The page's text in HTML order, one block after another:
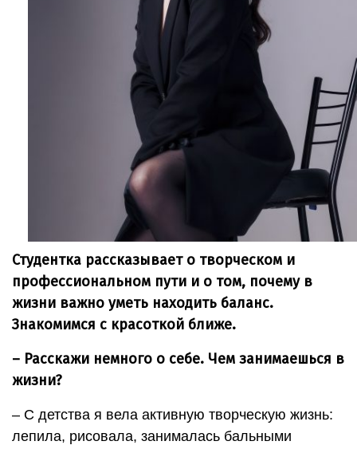
Студентка рассказывает о творческом и
профессиональном пути и о том, почему в
жизни важно уметь находить баланс.
Знакомимся с красоткой ближе.
– Расскажи немного о себе. Чем занимаешься в
жизни?
– С детства я вела активную творческую жизнь:
лепила, рисовала, занималась бальными